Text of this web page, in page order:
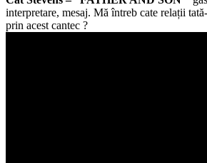
interpretare, mesaj. Mă întreb cate relații
prin acest cantec ?